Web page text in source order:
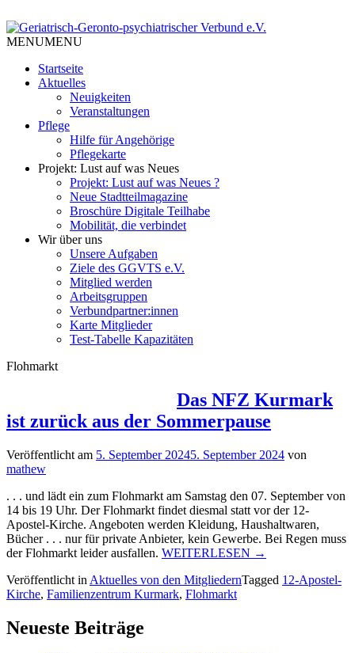
to
content
Geriatrisch-Geronto-
psychiatrischer Verbund e.V.
Tempelhof Schöneberg
MENUMENU
Startseite
Aktuelles
Neuigkeiten
Veranstaltungen
Pflege
Hilfe für Angehörige
Pflegekarte
Projekt: Lust auf was Neues
Projekt: Lust auf was Neues ?
Neue Stadtteilmagazine
Broschüre Digitale Teilhabe
Mobilität, die verbindet
Wir über uns
Unsere Aufgaben
Ziele des GGVTS e.V.
Mitglied werden
Arbeitsgruppen
Verbundpartner:innen
Karte Mitglieder
Test-Tabelle Kapazitäten
Flohmarkt
Das NFZ Kurmark
ist zurück aus der Sommerpause
Veröffentlicht am 5. September 20245. September 2024 von
mathew
. . . und lädt ein zum Flohmarkt am Samstag den 07. September von
14 bis 19 Uhr. Der Flohmarkt findet diesmal statt vor der 12-
Apostel-Kirche. Angeboten werden Kleidung, Haushaltwaren,
Bücher . . . nur für private Anbieter, kein Gewerbe. Bei Regen muss
der Flohmarkt leider ausfallen. WEITERLESEN „Das
Kurmark
→
Veröffentlicht in Aktuelles von den MitgliedernTagged 12-Apostel-
Kirche, Familienzentrum Kurmark, Flohmarkt
Neueste Beiträge